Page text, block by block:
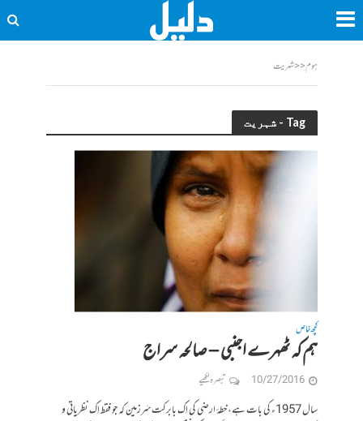
ہوم<<شہریت
Tag - شہریت
کچھ خاص
ہم کہ ٹھہرے اجنبی – صالحہ سراج
10/27/2016 تبصرہ لکھیے
سال 1957ء کی بات ہے، خطۂ ارضی کی اِک بابرکت سَرزمین کہ جو فقط اِک نظریاتی و